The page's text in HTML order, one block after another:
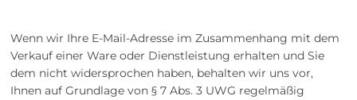
Wenn wir Ihre E-Mail-Adresse im Zusammenhang mit dem
Verkauf einer Ware oder Dienstleistung erhalten und Sie
dem nicht widersprochen haben, behalten wir uns vor,
Ihnen auf Grundlage von § 7 Abs. 3 UWG regelmäßig